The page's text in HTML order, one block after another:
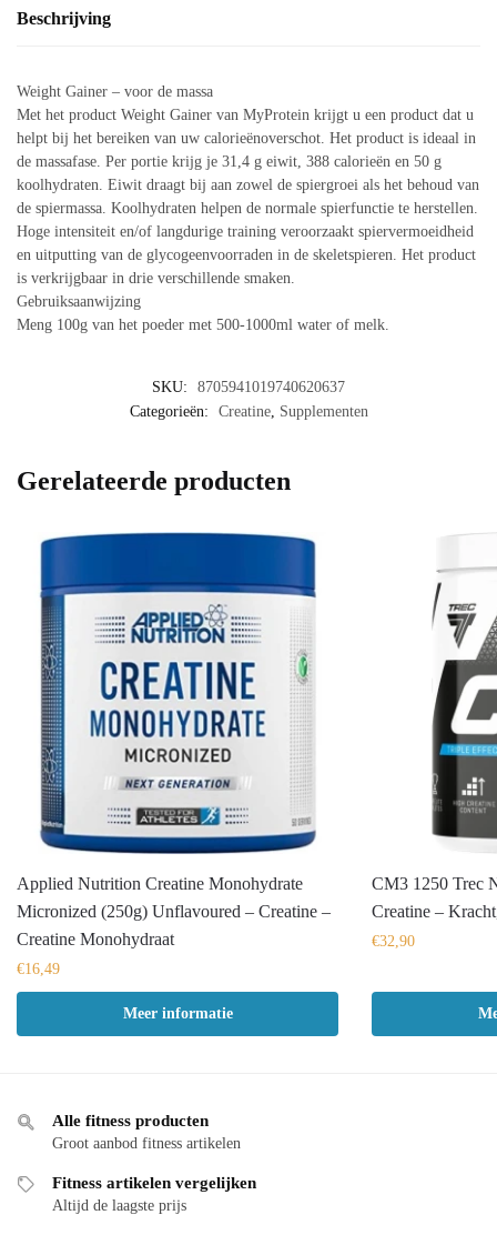
Beschrijving
Weight Gainer – voor de massa
Met het product Weight Gainer van MyProtein krijgt u een product dat u
helpt bij het bereiken van uw calorieënoverschot. Het product is ideaal in
de massafase. Per portie krijg je 31,4 g eiwit, 388 calorieën en 50 g
koolhydraten. Eiwit draagt bij aan zowel de spiergroei als het behoud van
de spiermassa. Koolhydraten helpen de normale spierfunctie te herstellen.
Hoge intensiteit en/of langdurige training veroorzaakt spiervermoeidheid
en uitputting van de glycogeenvoorraden in de skeletspieren. Het product
is verkrijgbaar in drie verschillende smaken.
Gebruiksaanwijzing
Meng 100g van het poeder met 500-1000ml water of melk.
SKU:
8705941019740620637
Categorieën:
Creatine, Supplementen
Gerelateerde producten
Applied Nutrition Creatine Monohydrate
Micronized (250g) Unflavoured – Creatine –
Creatine Monohydraat
€16,49
Meer informatie
CM3 1250 Trec
Creatine –
€32,90
Alle fitness producten
Groot aanbod fitness artikelen
Fitness artikelen vergelijken
Altijd de laagste prijs